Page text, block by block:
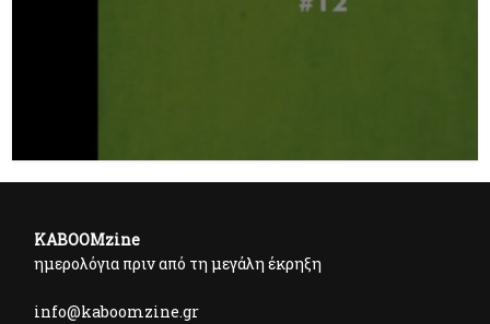
KABOOMzine
ημερολόγια πριν από τη μεγάλη έκρηξη
info@kaboomzine.gr